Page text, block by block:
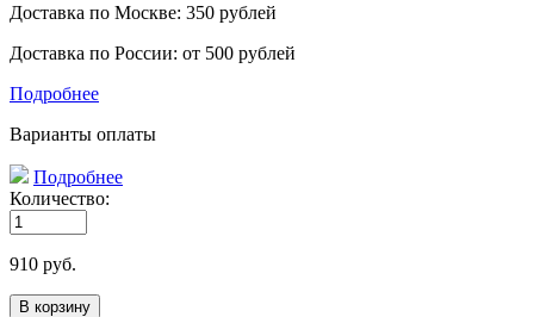
Доставка по Москве: 350 рублей
Доставка по России: от 500 рублей
Подробнее
Варианты оплаты
Подробнее
Количество:
910 руб.